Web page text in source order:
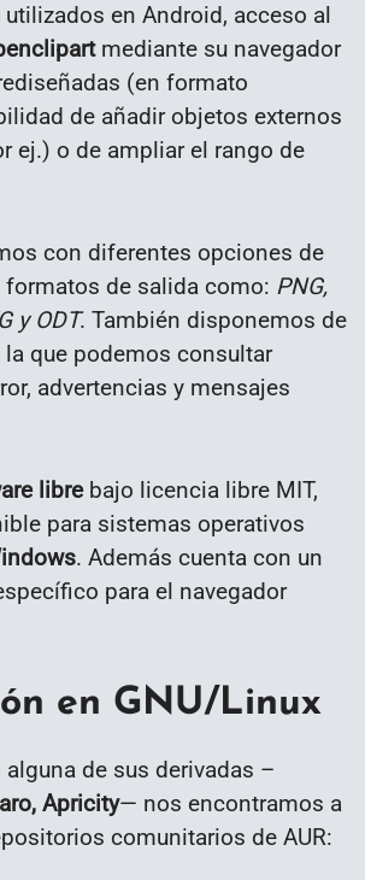
utilizados en Android, acceso al
mediante su navegador
(en formato
de añadir objetos externos
ej.) o de ampliar el rango de
con diferentes opciones de
formatos de salida como: PNG,
y ODT. También disponemos de
la que podemos consultar
advertencias y mensajes
librebajo licencia libre MIT,
para sistemas operativos
. Además cuenta con un
para el navegador
en GNU/Linux
de sus derivadas –
Apricity— nos encontramos a
comunitarios de AUR: